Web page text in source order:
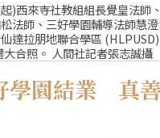
)西來寺社教組組長覺皇法師
法師、三好學園輔導法師慧
達拉朋地聯合學區
合照。 人間社記者張志誠攝
學園結業 真